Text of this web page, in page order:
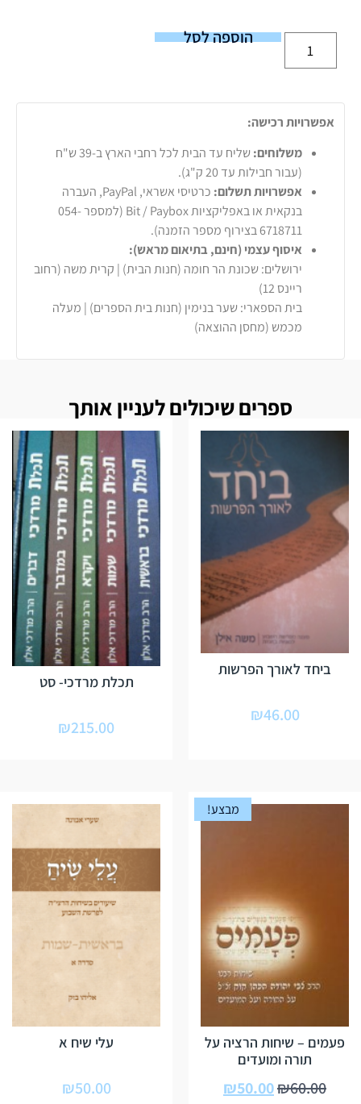
הוספה לסל
אפשרויות רכישה:
משלוחים:
שליח עד הבית לכל רחבי הארץ ב-39 ש"ח
(עבור חבילות עד 20 ק"ג).
אפשרויות תשלום:
כרטיסי אשראי, PayPal, העברה
בנקאית או באפליקציות Bit / Paybox (למספר 054-
6718711 בצירוף מספר הזמנה).
איסוף עצמי (חינם, בתיאום מראש):
ירושלים: שכונת הר חומה (חנות הבית) | קרית משה (רחוב
ריינס 12)
בית הספארי: שער בנימין (חנות בית הספרים) | מעלה
מכמש (מחסן ההוצאה)
ספרים שיכולים לעניין אותך
ביחד לאורך הפרשות
₪46.00
תכלת מרדכי- סט
₪215.00
מבצע!
פעמים – שיחות הרציה על
תורה ומועדים
₪60.00
₪50.00
עלי שיח א
₪50.00